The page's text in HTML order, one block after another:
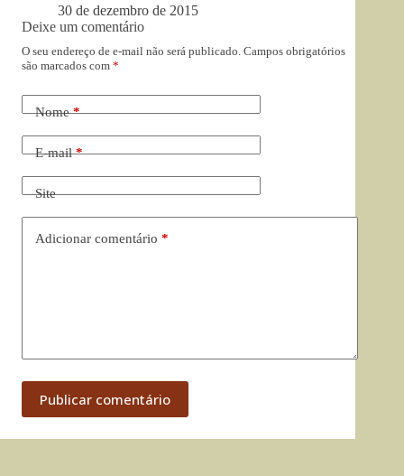
30 de dezembro de 2015
Deixe um comentário
O seu endereço de e-mail não será publicado. Campos obrigatórios
são marcados com *
Nome*
E-mail*
Site
Adicionar comentário *
Publicar comentário